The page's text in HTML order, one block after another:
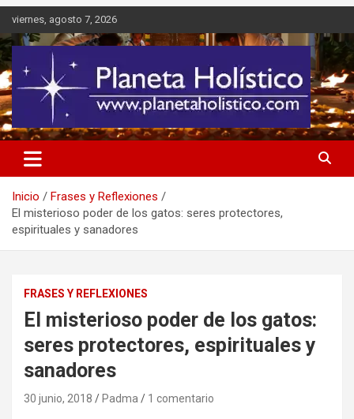
Saltar
contenido
viernes, agosto 7, 2026
Planeta Holístico
Difusión de espiritualidad, terapias alternativas holísticas, cursos,
talleres y seminarios
Inicio
Frases y Reflexiones
El misterioso poder de los gatos: seres protectores,
espirituales y sanadores
FRASES Y REFLEXIONES
El misterioso poder de los gatos:
seres protectores, espirituales y
sanadores
30 junio, 2018 Padma 1 comentario